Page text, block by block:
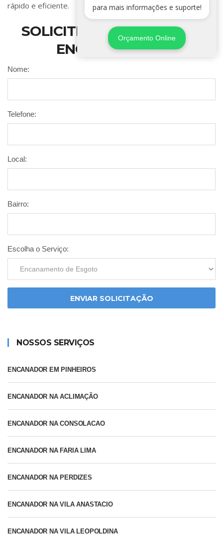
rápido e eficiente.
SOLICITE SEU SERVIÇO DE
ENCANAMENTO
Nome:
Telefone:
Local:
Bairro:
Escolha o Serviço:
ENVIAR SOLICITAÇÃO
NOSSOS SERVIÇOS
ENCANADOR EM PINHEIROS
ENCANADOR NA ACLIMAÇÃO
ENCANADOR NA CONSOLACAO
ENCANADOR NA FARIA LIMA
ENCANADOR NA PERDIZES
ENCANADOR NA VILA ANASTACIO
ENCANADOR NA VILA LEOPOLDINA
para mais informações e suporte!
Orçamento Online